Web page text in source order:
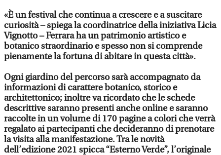
«È un festival che continua a crescere e a suscitare
curiosità – spiega la coordinatrice della iniziativa Licia
Vignotto – Ferrara ha un patrimonio artistico e
botanico straordinario e spesso non si comprende
pienamente la fortuna di abitare in questa città».
Ogni giardino del percorso sarà accompagnato da
informazioni di carattere botanico, storico e
architettonico; inoltre va ricordato che le schede
descrittive saranno presenti anche online e saranno
raccolte in un volume di 170 pagine a colori che verrà
regalato ai partecipanti che decideranno di prenotare
la visita alla manifestazione. Tra le novità
dell’edizione 2021 spicca “Esterno Verde”, l’originale